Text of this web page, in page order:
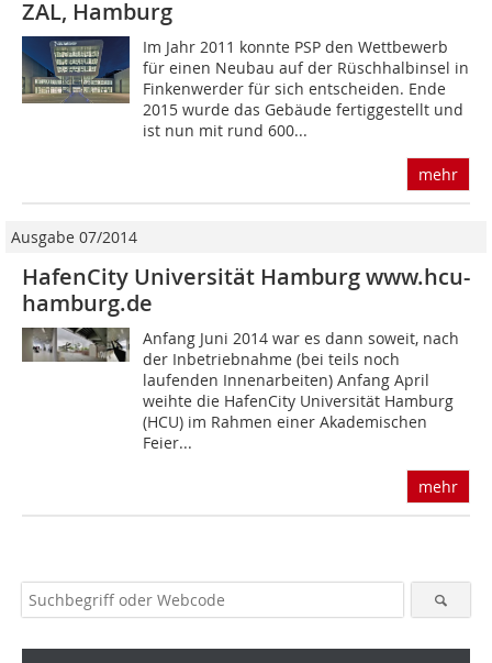
ZAL, Hamburg
Im Jahr 2011 konnte PSP den Wettbewerb
für einen Neubau auf der Rüschhalbinsel in
Finkenwerder für sich entscheiden. Ende
2015 wurde das Gebäude fertiggestellt und
ist nun mit rund 600...
mehr
Ausgabe 07/2014
HafenCity Universität Hamburg www.hcu-
hamburg.de
Anfang Juni 2014 war es dann soweit, nach
der Inbetriebnahme (bei teils noch
laufenden Innenarbeiten) Anfang April
weihte die HafenCity Universität Hamburg
(HCU) im Rahmen einer Akademischen
Feier...
mehr